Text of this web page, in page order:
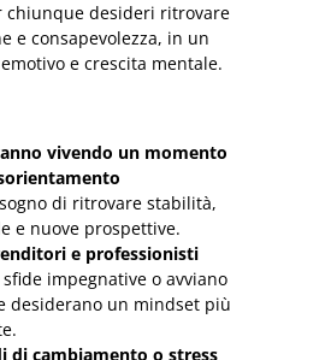
chiunque desideri ritrovare
e consapevolezza, in un
e crescita mentale.
vivendo un momento
di ritrovare stabilità,
e nuove prospettive.
e professionisti
impegnative o avviano
desiderano un mindset più
di cambiamento o stress